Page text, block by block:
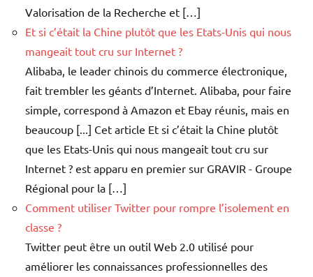
Valorisation de la Recherche et […]
Et si c’était la Chine plutôt que les Etats-Unis qui nous
mangeait tout cru sur Internet ?
Alibaba, le leader chinois du commerce électronique,
fait trembler les géants d’Internet. Alibaba, pour faire
simple, correspond à Amazon et Ebay réunis, mais en
beaucoup [...] Cet article Et si c’était la Chine plutôt
que les Etats-Unis qui nous mangeait tout cru sur
Internet ? est apparu en premier sur GRAVIR - Groupe
Régional pour la […]
Comment utiliser Twitter pour rompre l’isolement en
classe ?
Twitter peut être un outil Web 2.0 utilisé pour
améliorer les connaissances professionnelles des